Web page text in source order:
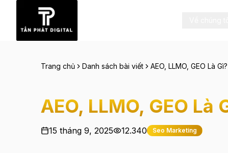
Trang chủ Danh sách bài viết AEO, LLMO, GEO Là
AEO, LLMO, GEO
15 tháng 9, 2025 12.340 Seo Marketing